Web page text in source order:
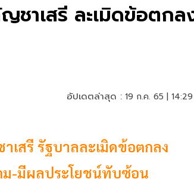
ชาเสรี ละเมิดข้อตกล
อัปเดตล่าสุด : 19 ก.ค. 65 |
เสรี รัฐบาลละเมิดข้อตกลง
ม-มีผลประโยชน์ทับซ้อน